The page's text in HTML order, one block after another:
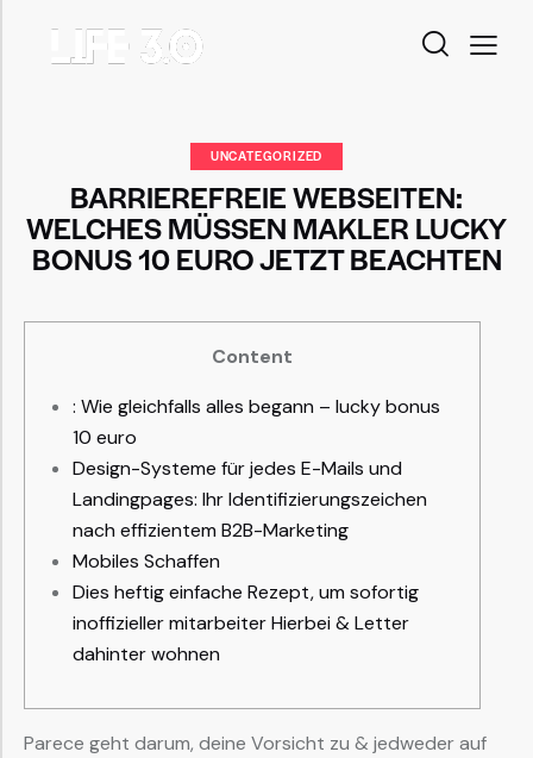
UNCATEGORIZED
BARRIEREFREIE WEBSEITEN:
WELCHES MÜSSEN MAKLER LUCKY
BONUS 10 EURO JETZT BEACHTEN
Content
: Wie gleichfalls alles begann – lucky bonus
10 euro
Design-Systeme für jedes E-Mails und
Landingpages: Ihr Identifizierungszeichen
nach effizientem B2B-Marketing
Mobiles Schaffen
Dies heftig einfache Rezept, um sofortig
inoffizieller mitarbeiter Hierbei & Letter
dahinter wohnen
Parece geht darum, deine Vorsicht zu & jedweder auf